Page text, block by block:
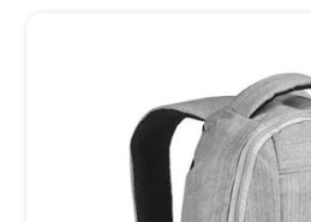
A nossa empresa está
sua privacidade, utilizaremos
de marketing. Você pode alterar
qualquer momento.